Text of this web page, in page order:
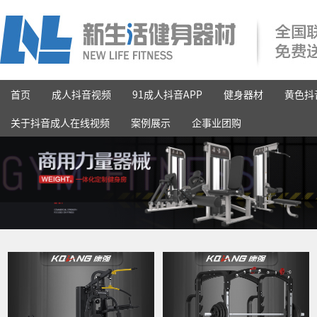
首页 成人抖音视频 91成人抖音APP 健身器材
黄色
关于抖音成人在线视频
案例展示 企事业团购